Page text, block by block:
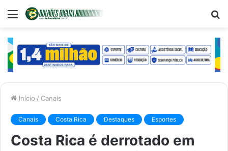
Menu
Início / Canais
Canais Costa Rica Destaques Esportes
Costa Rica é derrotado em